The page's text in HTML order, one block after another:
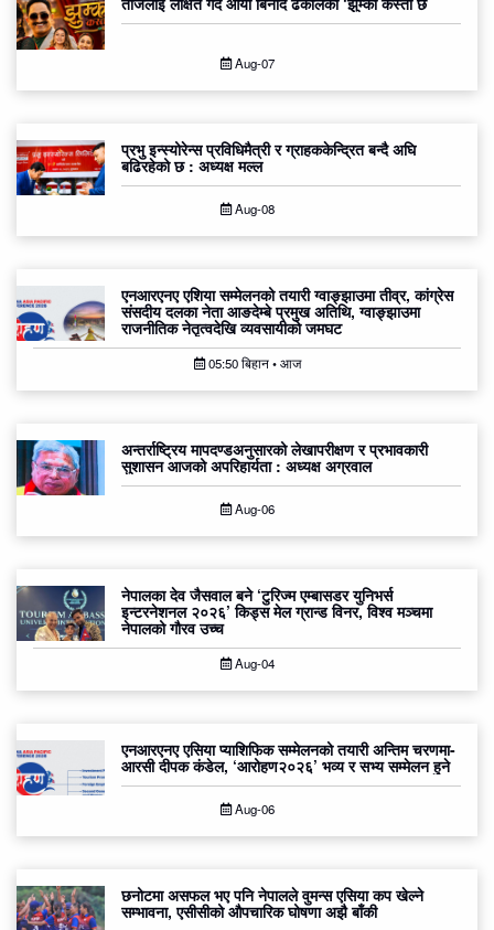
Aug-07
प्रभु इन्स्योरेन्स प्रविधिमैत्री र ग्राहककेन्द्रित बन्दै अघि
बढिरहेको छ : अध्यक्ष मल्ल
Aug-08
एनआरएनए एशिया सम्मेलनको तयारी ग्वाङ्झाउमा तीव्र, कांग्रेस
संसदीय दलका नेता आङदेम्बे प्रमुख अतिथि, ग्वाङ्झाउमा
राजनीतिक नेतृत्वदेखि व्यवसायीको जमघट
05:50 बिहान • आज
अन्तर्राष्ट्रिय मापदण्डअनुसारको लेखापरीक्षण र प्रभावकारी
सुशासन आजको अपरिहार्यता : अध्यक्ष अग्रवाल
Aug-06
नेपालका देव जैसवाल बने ‘टुरिज्म एम्बासडर युनिभर्स
इन्टरनेशनल २०२६’ किड्स मेल ग्रान्ड विनर, विश्व मञ्चमा
नेपालको गौरव उच्च
Aug-04
एनआरएनए एसिया प्याशिफिक सम्मेलनको तयारी अन्तिम चरणमा-
आरसी दीपक कंडेल, ‘आरोहण२०२६’ भव्य र सभ्य सम्मेलन हुने
Aug-06
छनोटमा असफल भए पनि नेपालले वुमन्स एसिया कप खेल्ने
सम्भावना, एसीसीको औपचारिक घोषणा अझै बाँकी